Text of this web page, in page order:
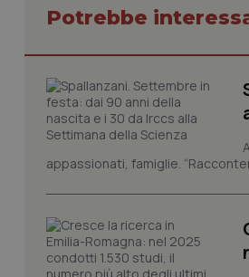
Potrebbe
appassionati, famiglie.